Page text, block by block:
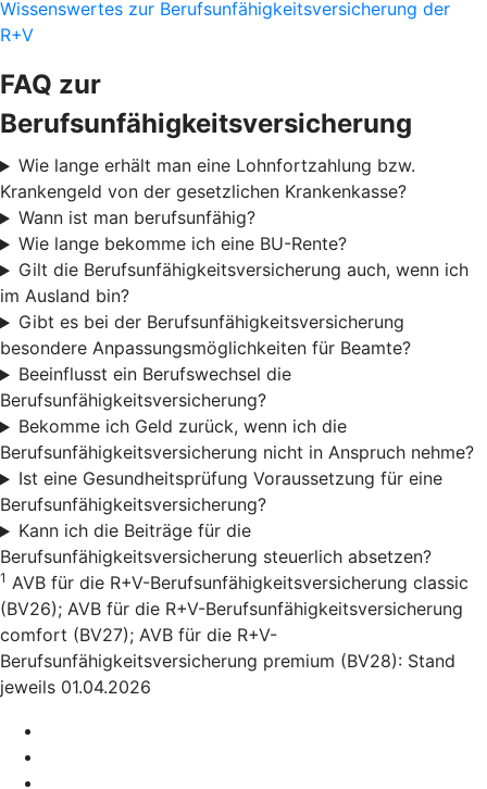
Wissenswertes zur Berufsunfähigkeitsversicherung der
R+V
FAQ zur
Berufsunfähigkeitsversicherung
Wie lange erhält man eine Lohnfortzahlung bzw.
Krankengeld von der gesetzlichen Krankenkasse?
Wann ist man berufsunfähig?
Wie lange bekomme ich eine BU-Rente?
Gilt die Berufsunfähigkeitsversicherung auch, wenn ich
im Ausland bin?
Gibt es bei der Berufsunfähigkeitsversicherung
besondere Anpassungsmöglichkeiten für Beamte?
Beeinflusst ein Berufswechsel die
Berufsunfähigkeitsversicherung?
Bekomme ich Geld zurück, wenn ich die
Berufsunfähigkeitsversicherung nicht in Anspruch nehme?
Ist eine Gesundheitsprüfung Voraussetzung für eine
Berufsunfähigkeitsversicherung?
Kann ich die Beiträge für die
Berufsunfähigkeitsversicherung steuerlich absetzen?
1 AVB für die R+V-Berufsunfähigkeitsversicherung classic
(BV26); AVB für die R+V-Berufsunfähigkeitsversicherung
comfort (BV27); AVB für die R+V-
Berufsunfähigkeitsversicherung premium (BV28): Stand
jeweils 01.04.2026